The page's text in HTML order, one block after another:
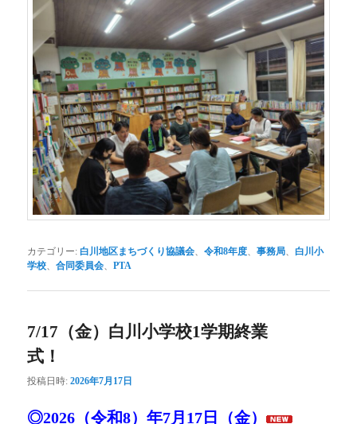
カテゴリー: 白川地区まちづくり協議会、令和8年度、事務局、 白川小
学校、合同委員会、PTA
7/17（金）白川小学校1学期終業
式！
投稿日時:2026年7月17日
◎2026（令和8）年7月17日（金）